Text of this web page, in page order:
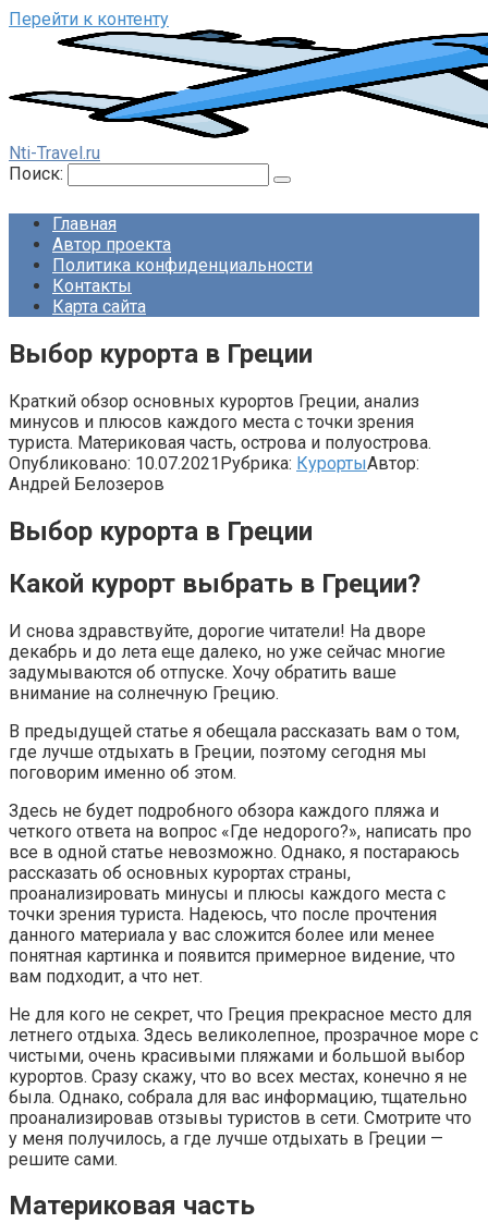
Перейти к контенту
Nti-Travel.ru
Поиск:
Главная
Автор проекта
Политика конфиденциальности
Контакты
Карта сайта
Выбор курорта в Греции
Краткий обзор основных курортов Греции, анализ
минусов и плюсов каждого места с точки зрения
туриста. Материковая часть, острова и полуострова.
Опубликовано: 10.07.2021Рубрика: КурортыАвтор:
Андрей Белозеров
Выбор курорта в Греции
Какой курорт выбрать в Греции?
И снова здравствуйте, дорогие читатели! На дворе
декабрь и до лета еще далеко, но уже сейчас многие
задумываются об отпуске. Хочу обратить ваше
внимание на солнечную Грецию.
В предыдущей статье я обещала рассказать вам о том,
где лучше отдыхать в Греции, поэтому сегодня мы
поговорим именно об этом.
Здесь не будет подробного обзора каждого пляжа и
четкого ответа на вопрос «Где недорого?», написать про
все в одной статье невозможно. Однако, я постараюсь
рассказать об основных курортах страны,
проанализировать минусы и плюсы каждого места с
точки зрения туриста. Надеюсь, что после прочтения
данного материала у вас сложится более или менее
понятная картинка и появится примерное видение, что
вам подходит, а что нет.
Не для кого не секрет, что Греция прекрасное место для
летнего отдыха. Здесь великолепное, прозрачное море с
чистыми, очень красивыми пляжами и большой выбор
курортов. Сразу скажу, что во всех местах, конечно я не
была. Однако, собрала для вас информацию, тщательно
проанализировав отзывы туристов в сети. Смотрите что
у меня получилось, а где лучше отдыхать в Греции —
решите сами.
Материковая часть